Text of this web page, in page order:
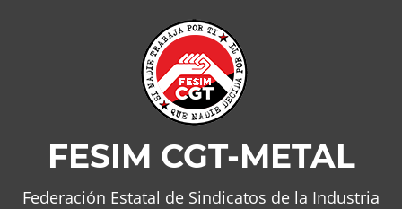
FESIM CGT-METAL
Federación Estatal de Sindicatos de la Industria